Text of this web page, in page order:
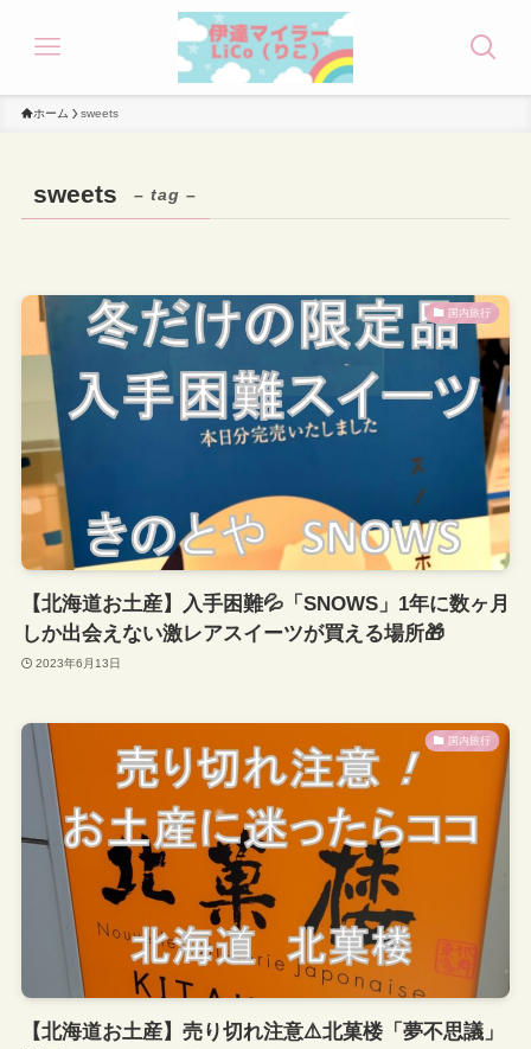
ホーム sweets
sweets – tag –
国内旅行
【北海道お土産】入手困難💦「SNOWS」1年に数ヶ月
しか出会えない激レアスイーツが買える場所🎁
2023年6月13日
国内旅行
【北海道お土産】売り切れ注意⚠️北菓楼「夢不思議」